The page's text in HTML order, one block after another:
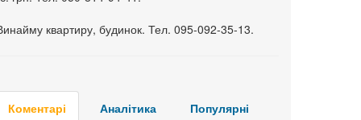
квартиру, будинок. Тел. 095-092-35-13.
Коментарі Аналітика Популярні